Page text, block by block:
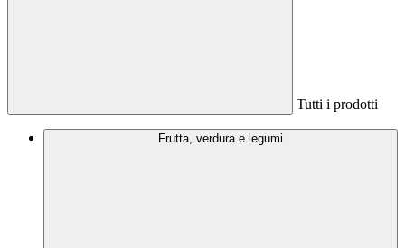
Tutti i prodotti
Frutta, verdura e legumi